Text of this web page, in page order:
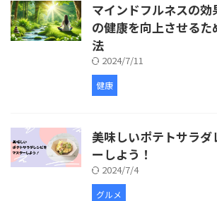
マインドフルネスの効
の健康を向上させる
法
2024/7/11
健康
美味しいポテトサラダ
ーしよう！
2024/7/4
グルメ